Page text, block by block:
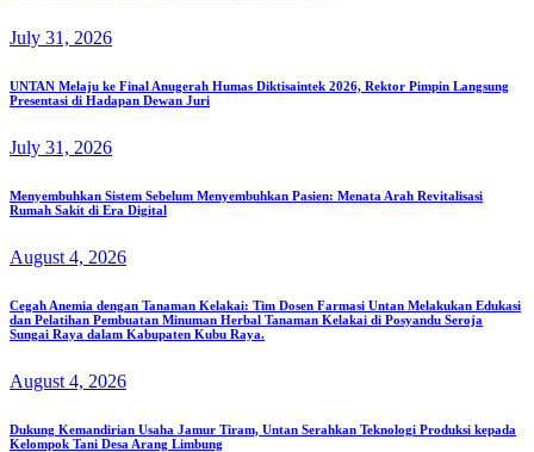
July 31, 2026
UNTAN Melaju ke Final Anugerah Humas Diktisaintek 2026, Rektor Pimpin Langsung
Presentasi di Hadapan Dewan Juri
July 31, 2026
Menyembuhkan Sistem Sebelum Menyembuhkan Pasien: Menata Arah Revitalisasi
Rumah Sakit di Era Digital
August 4, 2026
Cegah Anemia dengan Tanaman Kelakai: Tim Dosen Farmasi Untan Melakukan Edukasi
dan Pelatihan Pembuatan Minuman Herbal Tanaman Kelakai di Posyandu Seroja
Sungai Raya dalam Kabupaten Kubu Raya.
August 4, 2026
Dukung Kemandirian Usaha Jamur Tiram, Untan Serahkan Teknologi Produksi kepada
Kelompok Tani Desa Arang Limbung